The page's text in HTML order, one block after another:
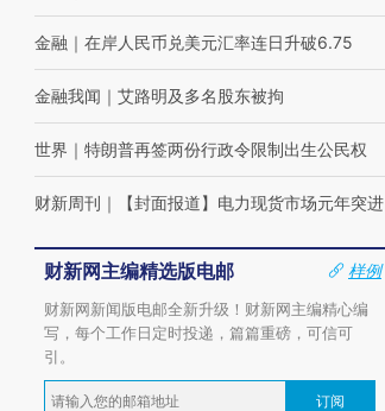
金融 ｜ 在岸人民币兑美元汇率连日升破6.75
金融我闻 ｜ 艾路明及多名股东被拘
世界 ｜ 特朗普再签两份行政令限制出生公民权
财新周刊 ｜ 【封面报道】电力现货市场元年突进
财新网主编精选版电邮
样例
财新网新闻版电邮全新升级！财新网主编精心编
写，每个工作日定时投递，篇篇重磅，可信可
引。
订阅